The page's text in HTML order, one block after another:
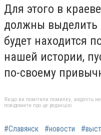
Для этого в
должны выделить
будет находится
нашей истории,
по-своему
Якщо ви помітили помилку, виділіть
повідомити про це редакцію
#Славянск #новости